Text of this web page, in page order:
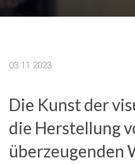
03.11.2023
Die Kunst der
die Herstellung
überzeugenden